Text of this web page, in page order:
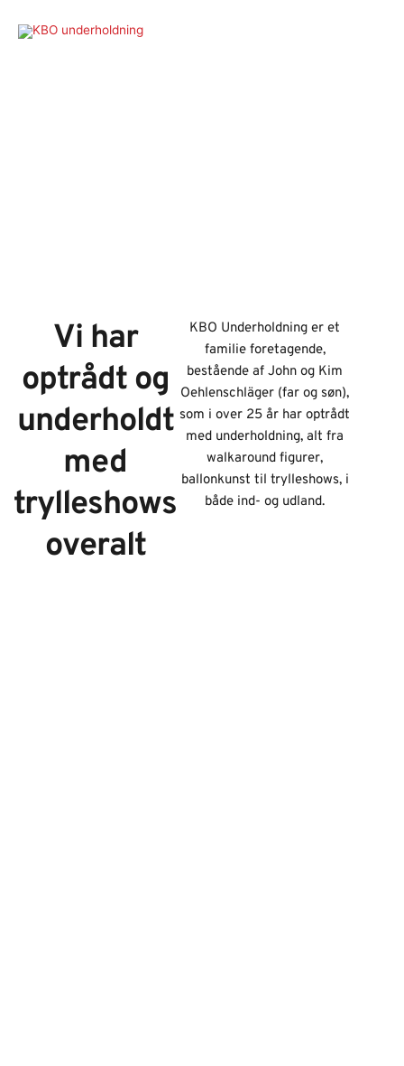
Vi har
optrådt og
underholdt
med
trylleshows
overalt
KBO Underholdning er et
familie foretagende,
bestående af John og Kim
Oehlenschläger (far og søn),
som i over 25 år har optrådt
med underholdning, alt fra
walkaround figurer,
ballonkunst til trylleshows, i
både ind- og udland.